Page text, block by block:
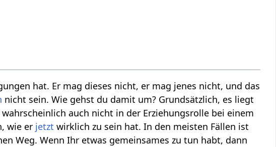
hat. Er mag dieses nicht, er mag jenes nicht, und das
nicht sein. Wie gehst du damit um? Grundsätzlich, es liegt
auch nicht in der Erziehungsrolle bei einem
wie er jetzt wirklich zu sein hat. In den meisten Fällen ist
Weg. Wenn Ihr etwas gemeinsames zu tun habt, dann